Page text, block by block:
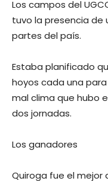
Los campos del
tuvo la presencia de
partes del país.
Estaba planificado
hoyos cada una
mal clima que hubo
dos jornadas.
Los ganadores
Quiroga fue el mejor